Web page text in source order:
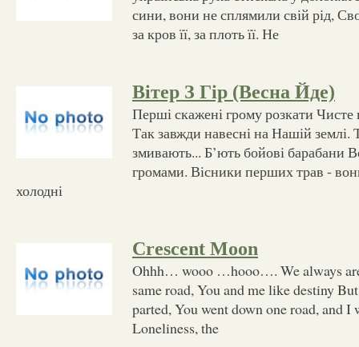
сини, вони не сплямили свій рід,
за кров її, за плоть її. Не
Вітер З Гір (Весна Йде)
Перші скажені грому розкати
Так завжди навесні на Нашій землі.
змивають... Б’ють бойові барабани
громами. Вісники перших трав -
холодні
Crescent Moon
Ohhh… wooo …hooo…. We always
same road, You and me like destiny
parted, You went down one road, and I
Loneliness, the